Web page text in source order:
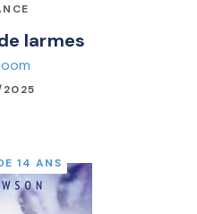
larmes
14 ANS